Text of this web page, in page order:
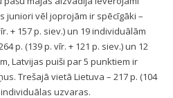
juniori vēl joprojām ir spēcīgāki –
+ 157 p. siev.) un 19 individuālām
p. (139 p. vīr. + 121 p. siev.) un 12
Latvijas puiši par 5 punktiem ir
Trešajā vietā Lietuva – 217 p. (104
individuālas uzvaras.